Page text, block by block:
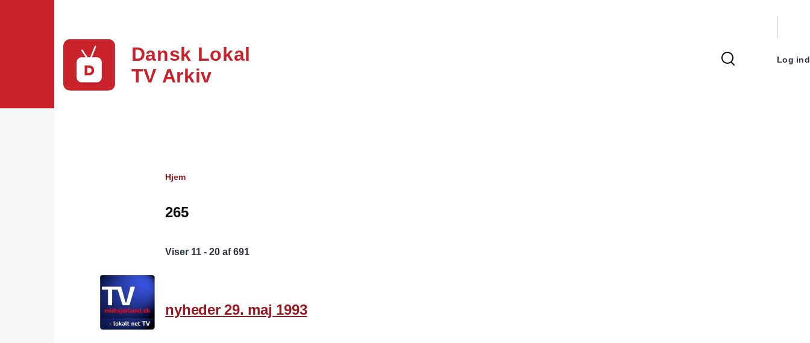
Dansk Lokal
TV Arkiv
Log ind
Brødkrumme
Hjem
265
Viser 11 - 20 af 691
nyheder 29. maj 1993